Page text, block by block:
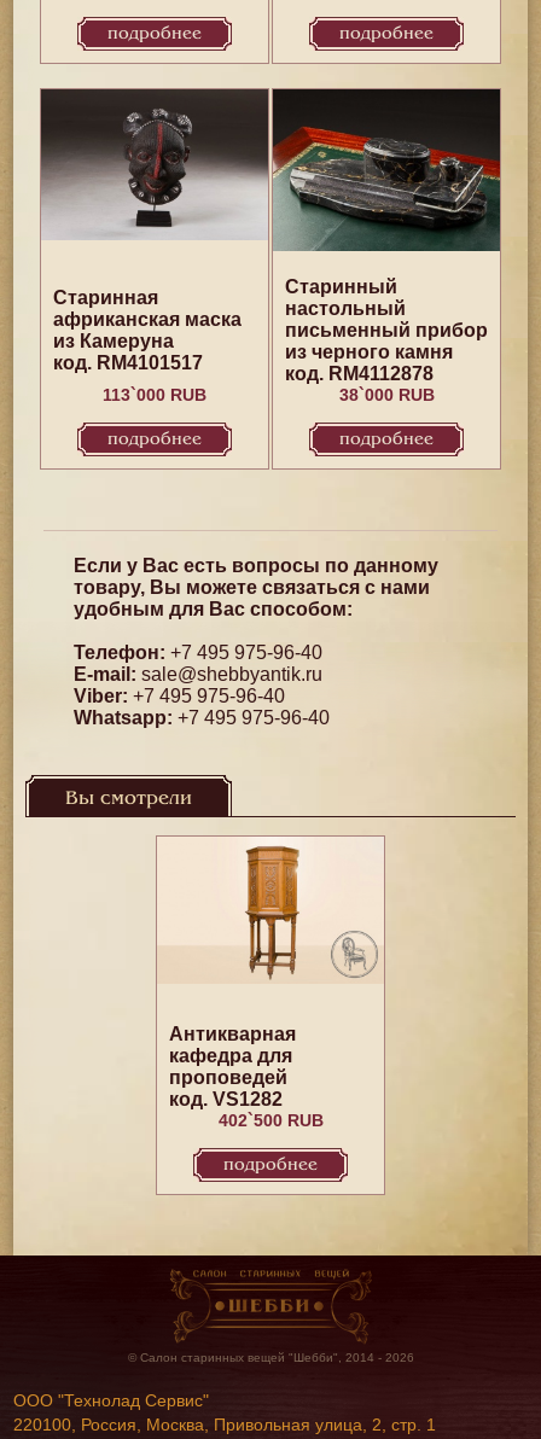
подробнее подробнее
Старинная
африканская маска
из Камеруна
код. RM4101517
113`000 RUB
подробнее
Старинный
настольный
письменный прибор
из черного камня
код. RM4112878
38`000 RUB
подробнее
Если у Вас есть вопросы по данному
товару, Вы можете связаться с нами
удобным для Вас способом:
Телефон: +7 495 975-96-40
E-mail: sale@shebbyantik.ru
Viber: +7 495 975-96-40
Whatsapp: +7 495 975-96-40
Вы смотрели
Антикварная
кафедра для
проповедей
код. VS1282
402`500 RUB
подробнее
© Салон старинных вещей "Шебби", 2014 - 2026
ООО "Технолад Сервис"
220100, Россия, Москва, Привольная улица, 2, стр. 1